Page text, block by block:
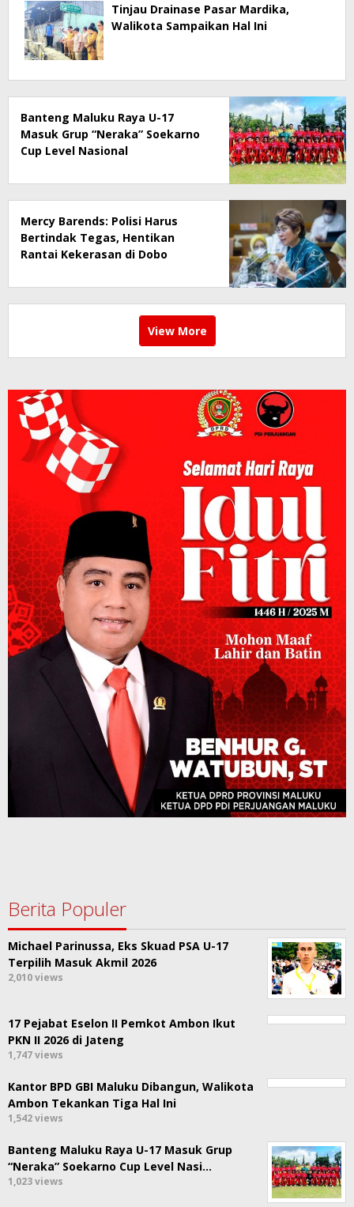
Tinjau Drainase Pasar Mardika,
Walikota Sampaikan Hal Ini
Banteng Maluku Raya U-17
Masuk Grup “Neraka” Soekarno
Cup Level Nasional
Mercy Barends: Polisi Harus
Bertindak Tegas, Hentikan
Rantai Kekerasan di Dobo
View More
Berita Populer
Michael Parinussa, Eks Skuad PSA U-17
Terpilih Masuk Akmil 2026
2,010 views
17 Pejabat Eselon II Pemkot Ambon Ikut
PKN II 2026 di Jateng
1,747 views
Kantor BPD GBI Maluku Dibangun, Walikota
Ambon Tekankan Tiga Hal Ini
1,542 views
Banteng Maluku Raya U-17 Masuk Grup
“Neraka” Soekarno Cup Level Nasi…
1,023 views